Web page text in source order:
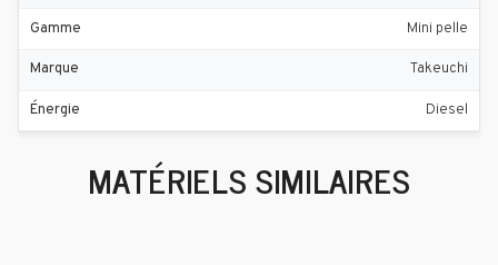
Gamme Mini pelle
Marque Takeuchi
Énergie Diesel
MATÉRIELS SIMILAIRES